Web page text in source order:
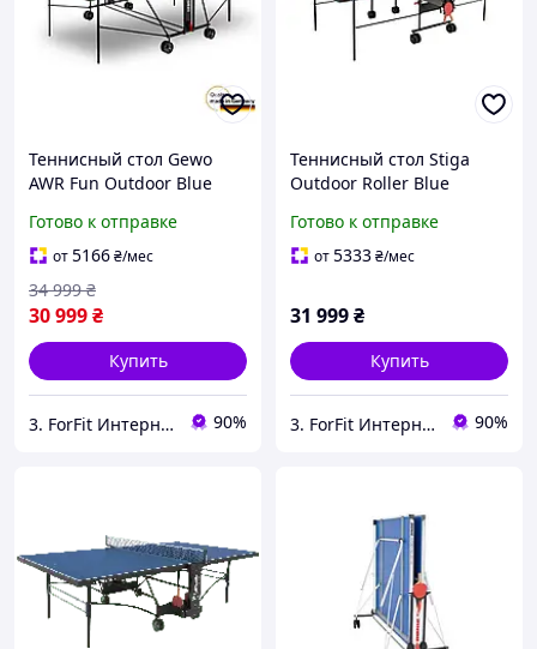
Теннисный стол Gewo
AWR Fun Outdoor Blue
инновационный
механизм складывания с
двойной системой
блокировки
Готово к отправке
от5166₴/мес
30 999₴
34 999 ₴
Купить
3. ForFit Интернет-магазин спортивных товаров 90%
Теннисный стол Stiga
Outdoor Roller Blue
который устойчив к воде
и механическим
Готово к отправке
от5333₴/мес
31 999₴
Купить
3. ForFit Интернет-магазин спортивных товаров 90%